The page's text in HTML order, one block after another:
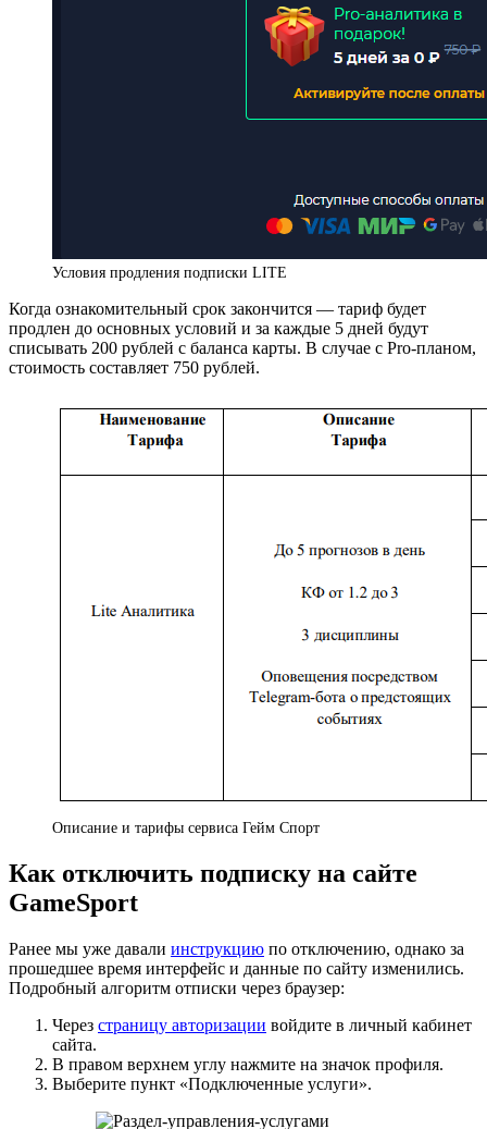
Условия продления подписки LITE
Когда ознакомительный срок закончится — тариф будет
продлен до основных условий и за каждые 5 дней будут
списывать 200 рублей с баланса карты. В случае с Pro-планом,
стоимость составляет 750 рублей.
Описание и тарифы сервиса Гейм Спорт
Как отключить подписку на сайте
GameSport
Ранее мы уже давали инструкцию по отключению, однако за
прошедшее время интерфейс и данные по сайту изменились.
Подробный алгоритм отписки через браузер:
Через страницу авторизации войдите в личный кабинет
сайта.
В правом верхнем углу нажмите на значок профиля.
Выберите пункт «Подключенные услуги».